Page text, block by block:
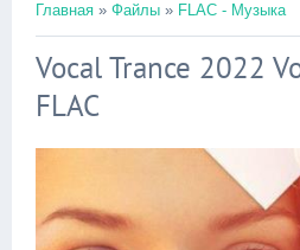
Главная » Файлы » FLAC - Музыка
Vocal Trance 2022
FLAC